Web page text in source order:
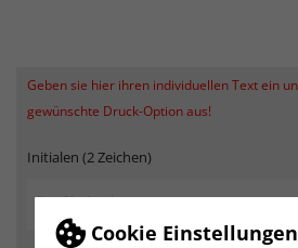
Cookie Einstellungen
Geben sie hier ihren individuellen Text ein
gewünschte Druck-Option aus!
Initialen (2 Zeichen)